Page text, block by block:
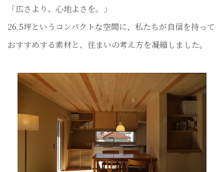
「広さより、心地よさを。」
26.5坪というコンパクトな空間に、私たちが自信を持って
おすすめする素材と、住まいの考え方を凝縮しました。